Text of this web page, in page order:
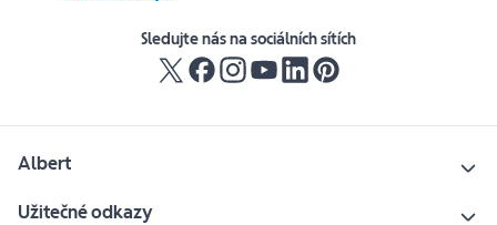
Sledujte nás na sociálních sítích
Albert
Užitečné odkazy